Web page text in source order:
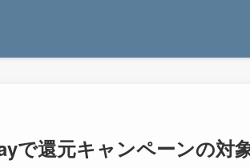
で還元キャンペーンの対